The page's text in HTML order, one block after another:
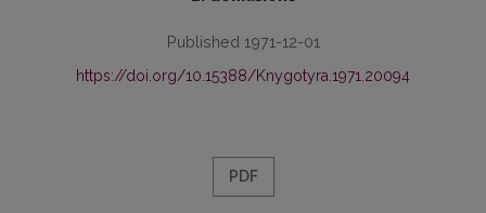
Published 1971-12-01
https://doi.org/10.15388/Knygotyra.1971.20094
PDF